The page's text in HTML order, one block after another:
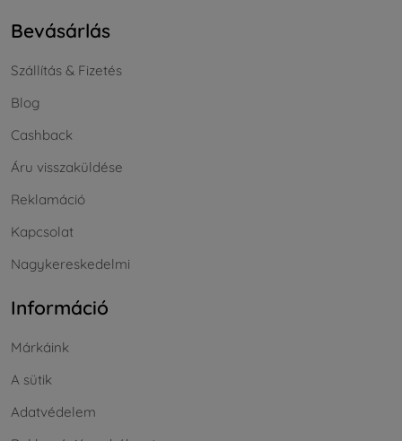
Bevásárlás
Szállítás & Fizetés
Blog
Cashback
Áru visszaküldése
Reklamáció
Kapcsolat
Nagykereskedelmi
Információ
Márkáink
A sütik
Adatvédelem